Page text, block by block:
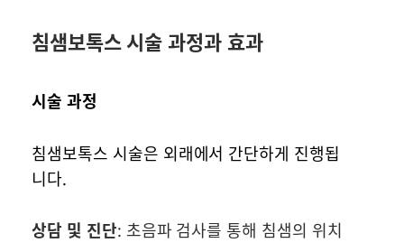
침샘보톡스 시술 과정과 효과
시술 과정
침샘보톡스 시술은 외래에서 간단하게 진행됩
니다.
상담 및 진단: 초음파 검사를 통해 침샘의 위치